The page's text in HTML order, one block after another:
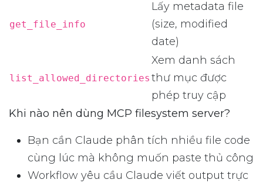
get_file_info
Lấy metadata file
(size, modified
date)
list_allowed_directories
Xem danh sách
thư mục được
phép truy cập
Khi nào nên dùng MCP filesystem server?
Bạn cần Claude phân tích nhiều file code
cùng lúc mà không muốn paste thủ công
Workflow yêu cầu Claude viết output trực